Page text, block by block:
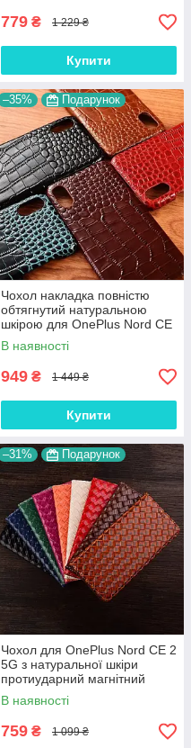
779 ₴ 1 229 ₴
Купити
–35% Подарунок
Чохол накладка повністю
обтягнутий натуральною
шкірою для OnePlus Nord CE
2 5G "SIGNATURE"
В наявності
949 ₴ 1 449 ₴
Купити
–31% Подарунок
Чохол для OnePlus Nord CE 2
5G з натуральної шкіри
протиударний магнітний
книжка з підставкою
"VENETTA"
В наявності
759 ₴ 1 099 ₴